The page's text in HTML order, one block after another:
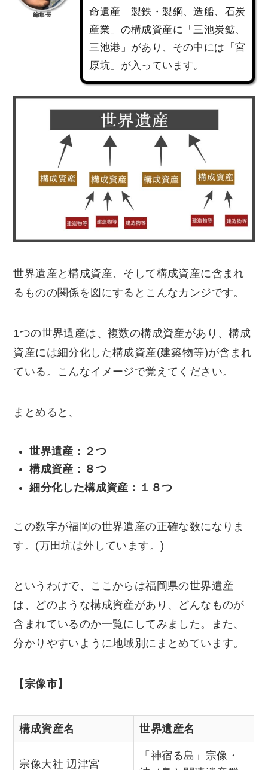
編集長
命遺産 製鉄・製鋼、造船、石炭
産業」の構成資産に「三池炭鉱、
三池港」があり、その中には「宮
原坑」が入っています。
世界遺産と構成資産、そして構成資産に含まれ
るものの関係を図にするとこんなカンジです。
1つの世界遺産は、複数の構成資産があり、構成
資産には細分化した構成資産(建築物等)が含まれ
ている。 こんなイメージで覚えてください。
まとめると、
世界遺産：２つ
構成資産：８つ
細分化した構成資産：１８つ
この数字が福岡の世界遺産の正確な数になりま
す。(万田坑は外しています。)
というわけで、ここからは福岡県の世界遺産
は、どのような構成資産があり、どんなものが
含まれているのか一覧にしてみました。また、
分かりやすいように地域別にまとめています。
【宗像市】
構成資産名 世界遺産名
宗像大社 辺津宮
「神宿る島」宗像・